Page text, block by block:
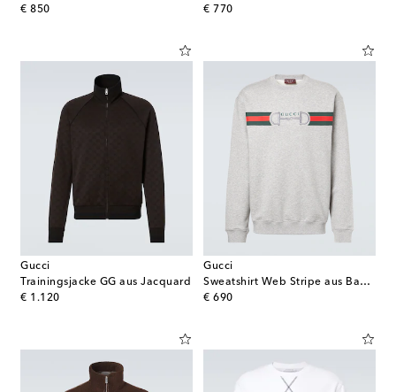
€ 850
original price
€ 770
original price
Gucci
Trainingsjacke GG aus Jacquard
€ 1.120
original price
Gucci
Sweatshirt Web Stripe aus Baumwolle
€ 690
original price